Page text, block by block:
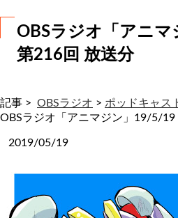
OBSラジオ「アニ
第216回 放送分
記事 > OBSラジオ > ポッドキャス
OBSラジオ「アニマジン」19/5/19
2019/05/19